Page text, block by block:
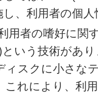
、利用者の個
用者の嗜好に関
いう技術があ
ィスクに小さな
これにより、利